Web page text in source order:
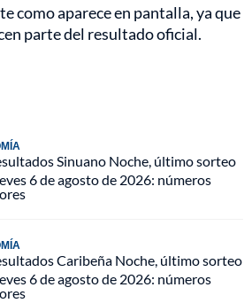
como aparece en pantalla, ya que
parte del resultado oficial.
Sinuano Noche, último sorteo
6 de agosto de 2026: números
Caribeña Noche, último sorteo
6 de agosto de 2026: números